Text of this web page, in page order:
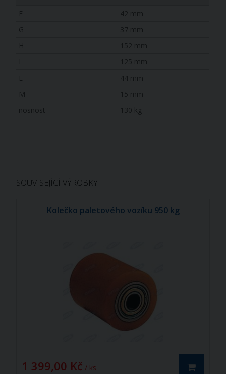
E
42 mm
G
37 mm
H
152 mm
I
125 mm
L
44 mm
M
15 mm
nosnost
130 kg
SOUVISEJÍCÍ VÝROBKY
Kolečko paletového vozíku 950 kg
1 399,00 Kč / ks